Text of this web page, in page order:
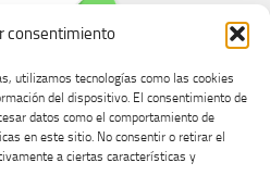
consentimiento
utilizamos tecnologías como las cookies
del dispositivo. El consentimiento de
datos como el comportamiento de
en este sitio. No consentir o retirar el
a ciertas características y
quejas y sugerencias